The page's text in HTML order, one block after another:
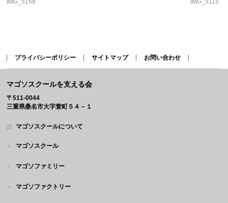
IMG_5158 IMG_5115
プライバシーポリシー サイトマップ お問い合わせ
マゴソスクールを支える会
〒511-0044
三重県桑名市大字萱町５４－１
マゴソスクールについて
マゴソスクール
マゴソファミリー
マゴソファクトリー